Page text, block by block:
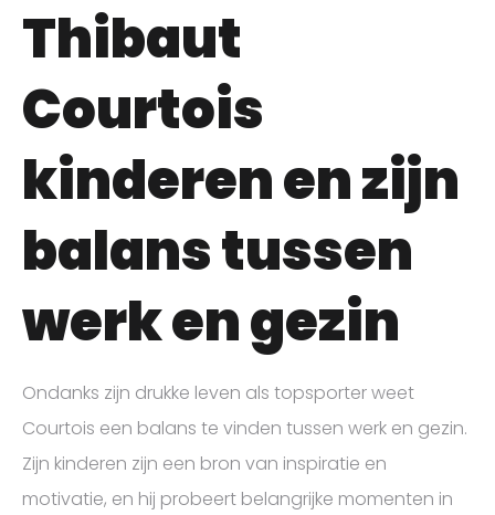
Thibaut
Courtois
kinderen en zijn
balans tussen
werk en gezin
Ondanks zijn drukke leven als topsporter weet
Courtois een balans te vinden tussen werk en gezin.
Zijn kinderen zijn een bron van inspiratie en
motivatie, en hij probeert belangrijke momenten in